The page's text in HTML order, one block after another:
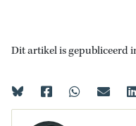
Dit artikel is gepubliceerd